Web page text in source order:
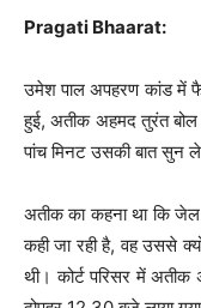
Pragati Bhaarat:
उमेश पाल अपहरण कांड में
हुई, अतीक अहमद तुरंत
पांच मिनट उसकी बात सुन
अतीक का कहना था कि जेल
कही जा रही है, वह उससे
थी। कोर्ट परिसर में